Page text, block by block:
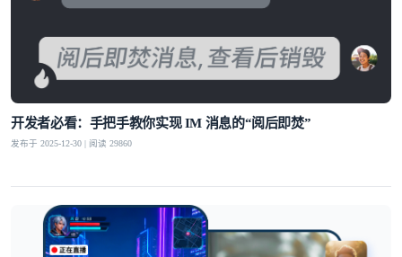
开发者必看：手把手教你实现 IM 消息的“阅后即焚”
发布于 2025-12-30 | 阅读 29860